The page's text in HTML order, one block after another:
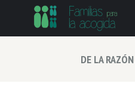
DE LA